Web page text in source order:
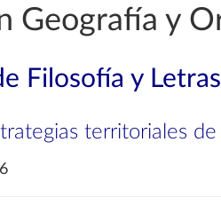
Geografía y
Filosofía y Letras
territoriales